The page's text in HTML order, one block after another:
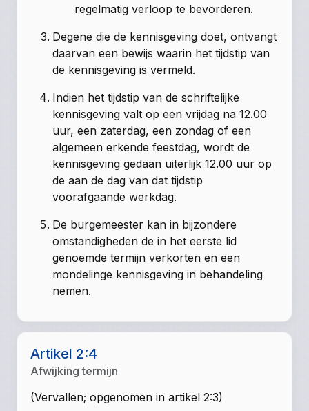
regelmatig verloop te bevorderen.
Degene die de kennisgeving doet, ontvangt
daarvan een bewijs waarin het tijdstip van
de kennisgeving is vermeld.
Indien het tijdstip van de schriftelijke
kennisgeving valt op een vrijdag na 12.00
uur, een zaterdag, een zondag of een
algemeen erkende feestdag, wordt de
kennisgeving gedaan uiterlijk 12.00 uur op
de aan de dag van dat tijdstip
voorafgaande werkdag.
De burgemeester kan in bijzondere
omstandigheden de in het eerste lid
genoemde termijn verkorten en een
mondelinge kennisgeving in behandeling
nemen.
Artikel 2:4
Afwijking termijn
(Vervallen; opgenomen in artikel 2:3)